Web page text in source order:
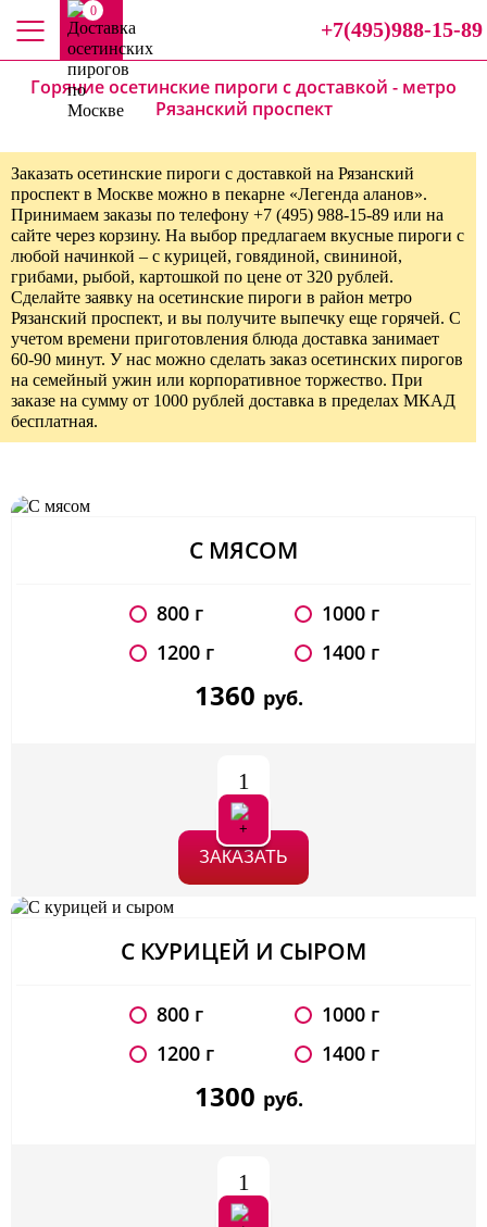
0
+7(495)988-15-89
Горячие осетинские пироги с доставкой - метро
Рязанский проспект
Заказать осетинские пироги с доставкой на Рязанский
проспект в Москве можно в пекарне «Легенда аланов».
Принимаем заказы по телефону +7 (495) 988-15-89 или на
сайте через корзину. На выбор предлагаем вкусные пироги с
любой начинкой – с курицей, говядиной, свининой,
грибами, рыбой, картошкой по цене от 320 рублей.
Сделайте заявку на осетинские пироги в район метро
Рязанский проспект, и вы получите выпечку еще горячей. С
учетом времени приготовления блюда доставка занимает
60-90 минут. У нас можно сделать заказ осетинских пирогов
на семейный ужин или корпоративное торжество. При
заказе на сумму от 1000 рублей доставка в пределах МКАД
бесплатная.
С МЯСОМ
800 г
1000 г
1200 г
1400 г
1360 руб.
1
ЗАКАЗАТЬ
С КУРИЦЕЙ И СЫРОМ
800 г
1000 г
1200 г
1400 г
1300 руб.
1